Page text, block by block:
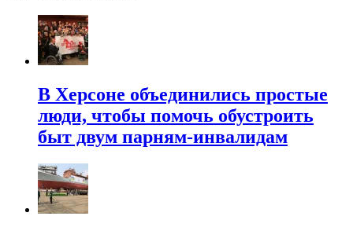
В Херсоне объединились простые
люди, чтобы помочь обустроить
быт двум парням-инвалидам